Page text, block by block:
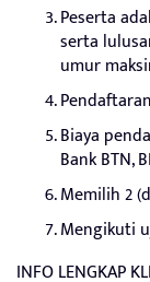
Peserta
serta
umur
Biaya
Bank BTN,
Memilih 2
Mengikuti
INFO LENGKAP